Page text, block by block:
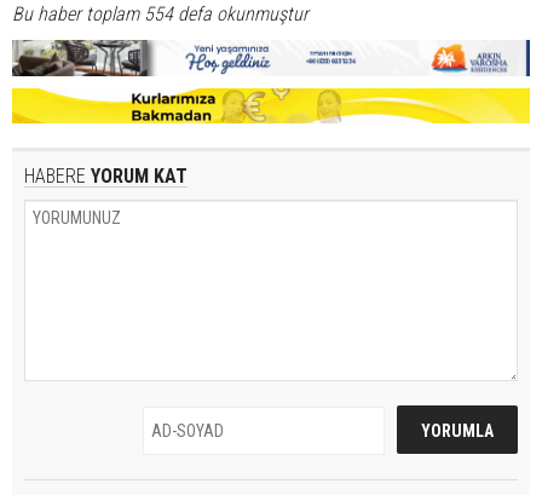
Bu haber toplam 554 defa okunmuştur
HABERE YORUM KAT